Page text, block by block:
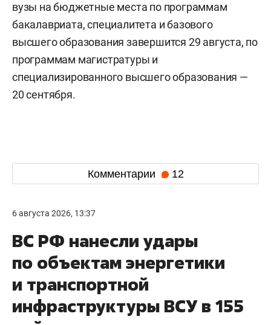
вузы на бюджетные места по программам
бакалавриата, специалитета и базового
высшего образования завершится 29 августа, по
программам магистратуры и
специализированного высшего образования —
20 сентября.
Комментарии 12
6 августа 2026, 13:37
ВС РФ нанесли удары
по объектам энергетики
и транспортной
инфраструктуры ВСУ в 155